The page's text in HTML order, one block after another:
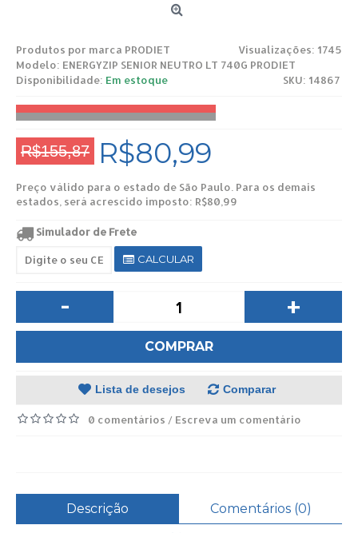
Visualizações: 1745
Produtos por marca PRODIET
Modelo: ENERGYZIP SENIOR NEUTRO LT 740G PRODIET
SKU: 14867
Disponibilidade: Em estoque
R$155,87 R$80,99
Preço válido para o estado de São Paulo. Para os demais
estados, será acrescido imposto: R$80,99
Simulador de Frete
CALCULAR
- +
COMPRAR
Lista de desejos Comparar
0 comentários / Escreva um comentário
Descrição
Comentários (0)